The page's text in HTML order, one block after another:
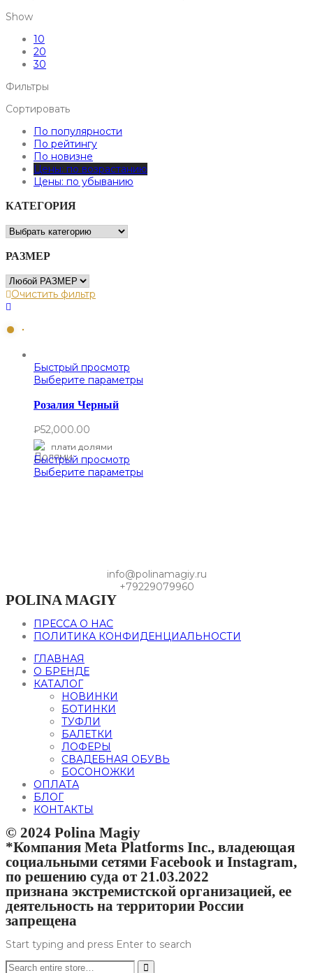
Show
10
20
30
Фильтры
Сортировать
По популярности
По рейтингу
По новизне
Цены: по возрастанию
Цены: по убыванию
КАТЕГОРИЯ
РАЗМЕР
Очистить фильтр
Быстрый просмотр
Выберите параметры
Розалия Черный
₽52,000.00
плати долями
Быстрый просмотр
Выберите параметры
info@polinamagiy.ru
+79229079960
POLINA MAGIY
ПРЕССА О НАС
ПОЛИТИКА КОНФИДЕНЦИАЛЬНОСТИ
ГЛАВНАЯ
О БРЕНДЕ
КАТАЛОГ
НОВИНКИ
БОТИНКИ
ТУФЛИ
БАЛЕТКИ
ЛОФЕРЫ
СВАДЕБНАЯ ОБУВЬ
БОСОНОЖКИ
ОПЛАТА
БЛОГ
КОНТАКТЫ
© 2024 Polina Magiy
*Компания Meta Platforms Inc., владеющая
социальными сетями Facebook и Instagram,
по решению суда от 21.03.2022
признана экстремистской организацией, ее
деятельность на территории России
запрещена
Start typing and press Enter to search